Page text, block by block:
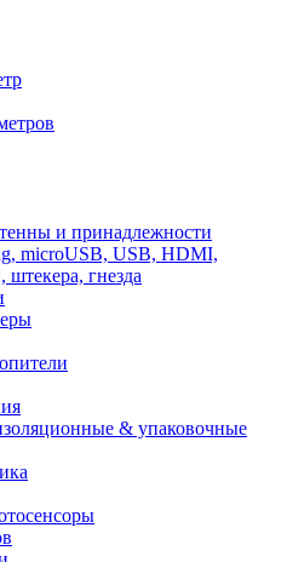
и принадлежности
microUSB, USB, HDMI,
гнезда
& упаковочные